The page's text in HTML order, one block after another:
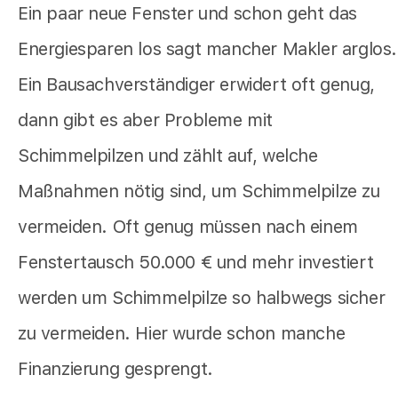
Ein paar neue Fenster und schon geht das
Energiesparen los sagt mancher Makler arglos.
Ein Bausachverständiger erwidert oft genug,
dann gibt es aber Probleme mit
Schimmelpilzen und zählt auf, welche
Maßnahmen nötig sind, um Schimmelpilze zu
vermeiden. Oft genug müssen nach einem
Fenstertausch 50.000 € und mehr investiert
werden um Schimmelpilze so halbwegs sicher
zu vermeiden. Hier wurde schon manche
Finanzierung gesprengt.